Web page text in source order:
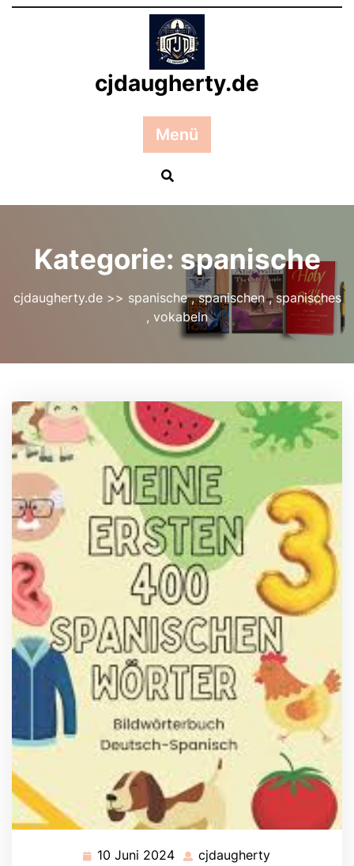
Zum
cjdaugherty.de
Menü
Kategorie: spanische
cjdaugherty.de>> spanische,spanischen,spanisches
, vokabeln
10 Juni 2024 10
cjdaugherty